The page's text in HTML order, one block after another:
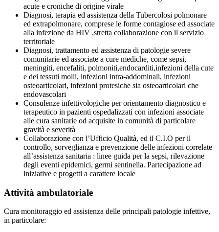
acute e croniche di origine virale
Diagnosi, terapia ed assistenza della Tubercolosi polmonare
ed extrapolmonare, comprese le forme contagiose ed associate
alla infezione da HIV ,stretta collaborazione con il servizio
territoriale
Diagnosi, trattamento ed assistenza di patologie severe
comunitarie ed associate a cure mediche, come sepsi,
meningiti, encefaliti, polmoniti,endocarditi,infezioni della cute
e dei tessuti molli, infezioni intra-addominali, infezioni
osteoarticolari, infezioni protesiche sia osteoarticolari che
endovascolari
Consulenze infettivologiche per orientamento diagnostico e
terapeutico in pazienti ospedalizzati con infezioni associate
alle cura sanitarie od acquisite in comunità di particolare
gravità e severità
Collaborazione con l’Ufficio Qualità, ed il C.I.O per il
controllo, sorveglianza e prevenzione delle infezioni correlate
all’assistenza sanitaria : linee guida per la sepsi, rilevazione
degli eventi epidemici, germi sentinella. Partecipazione ad
iniziative e progetti a carattere locale
Attività ambulatoriale
Cura monitoraggio ed assistenza delle principali patologie infettive,
in particolare: